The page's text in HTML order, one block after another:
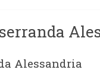
Alessandria